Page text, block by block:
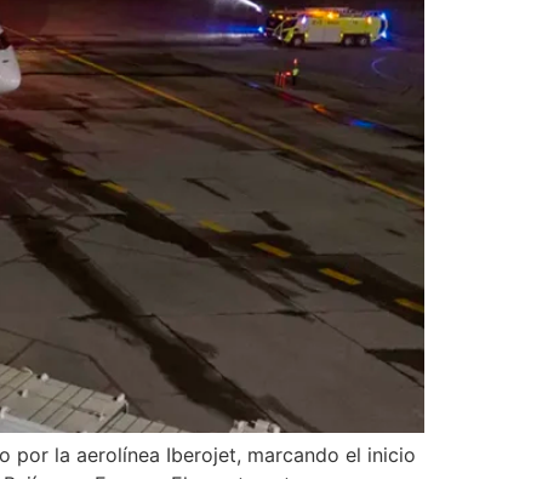
por la aerolínea Iberojet, marcando el inicio